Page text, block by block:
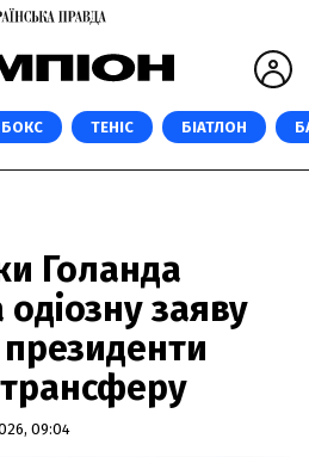
БОКС ТЕНІС БІАТЛОН
Голанда
одіозну заяву
09:04